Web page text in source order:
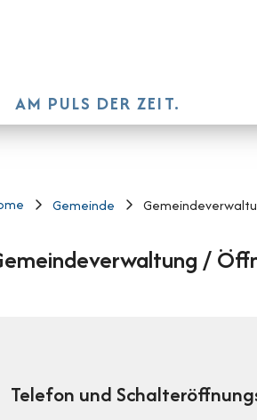
AM PULS DER ZEIT.
Gemeinde
/
Telefon und